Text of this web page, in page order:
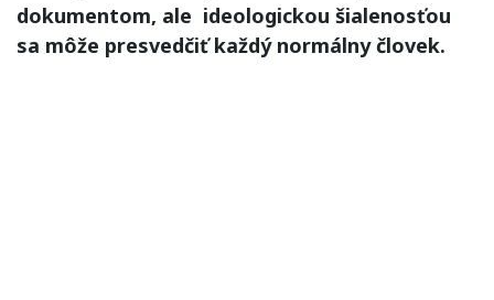
dokumentom, ale ideologickou šialenosťou
sa môže presvedčiť každý normálny človek.